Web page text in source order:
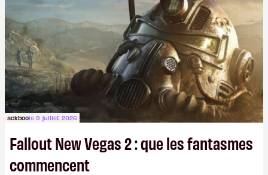
ackboole 9 juillet 2026
Fallout New Vegas 2 : que les fantasmes
commencent